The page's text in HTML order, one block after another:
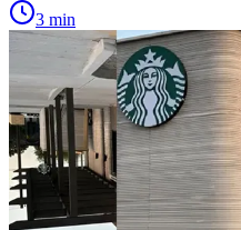
3 min